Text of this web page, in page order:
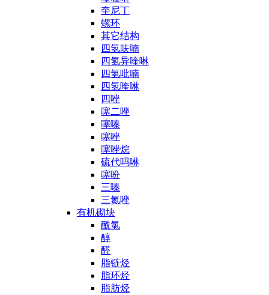
奎尼丁
螺环
其它结构
四氢呋喃
四氢异喹啉
四氢吡喃
四氢喹啉
四唑
噻二唑
噻嗪
噻唑
噻唑烷
硫代吗啉
噻吩
三嗪
三氮唑
有机砌块
酰氯
醇
醛
脂链烃
脂环烃
脂肪烃